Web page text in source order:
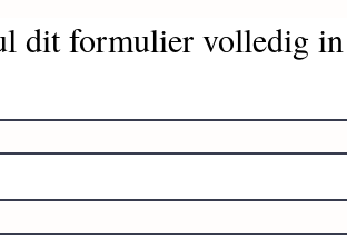
dit formulier volledig in